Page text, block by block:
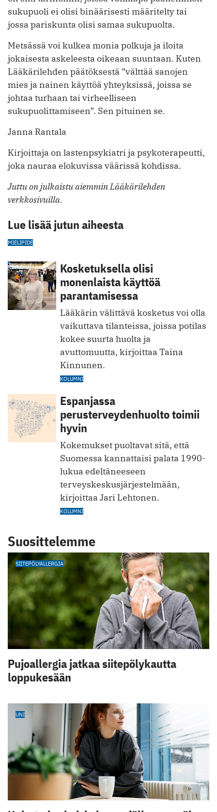
sukupuoli ei olisi binäärisesti määritelty tai
jossa pariskunta olisi samaa sukupuolta.
Metsässä voi kulkea monia polkuja ja iloita
jokaisesta askeleesta oikeaan suuntaan. Kuten
Lääkärilehden päätöksestä ”välttää sanojen
mies ja nainen käyttöä yhteyksissä, joissa se
johtaa turhaan tai virheelliseen
sukupuolittamiseen”. Sen pituinen se.
Janna Rantala
Kirjoittaja on lastenpsykiatri ja psykoterapeutti,
joka nauraa elokuvissa väärissä kohdissa.
Juttu on julkaistu aiemmin Lääkärilehden
verkkosivuilla.
Lue lisää jutun aiheesta
MIELIPIDE
Kosketuksella olisi
monenlaista käyttöä
parantamisessa
Lääkärin välittävä kosketus voi olla
vaikuttava tilanteissa, joissa potilas
kokee suurta huolta ja
avuttomuutta, kirjoittaa Taina
Kinnunen.
KOLUMNI
Espanjassa
perusterveydenhuolto toimii
hyvin
Kokemukset puoltavat sitä, että
Suomessa kannattaisi palata 1990-
lukua edeltäneeseen
terveyskeskusjärjestelmään,
kirjoittaa Jari Lehtonen.
KOLUMNI
Suosittelemme
SIITEPÖLYALLERGIA
Pujoallergia jatkaa siitepölykautta
loppukesään
UNI